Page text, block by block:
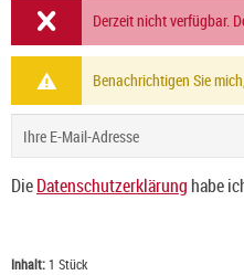
Derzeit nicht verfügbar.
Benachrichtigen Sie
DieDatenschutzerklärung habe
Inhalt:1 Stück